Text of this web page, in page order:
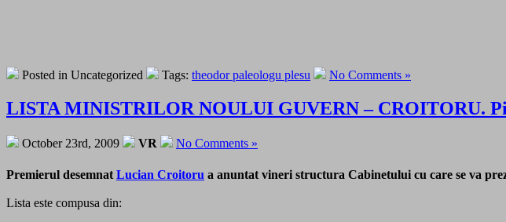
Posted in Uncategorized Tags: theodor paleologu plesu No Comments »
LISTA MINISTRILOR NOULUI GUVERN – CROITORU.
October 23rd, 2009 VR No Comments »
Premierul desemnat Lucian Croitoru a anuntat vineri structura Cabinetului cu care se va
Lista este compusa din: